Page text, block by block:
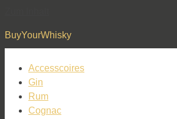
BuyYourWhisky
Accesscoires
Gin
Rum
Cognac